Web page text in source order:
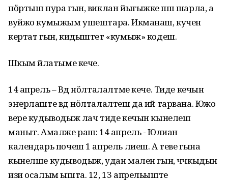
пӧртыш пура гын, виклан йыгыжке ӱпш шарла, а
вуйжо кумыжым ушештара. Икманаш, кучен
кертат гын, кидыштет «кумыж» кодеш.
Шӱкым йӱлатыме кече.
14 апрель – Вӱд нӧлталалтме кече. Тиде кечын
эҥерлаште вӱд нӧлталалтеш да ий тарвана. Южо
вере кудыводыж лач тиде кечын кынелеш
маныт. Амалже раш: 14 апрель - Юлиан
календарь почеш 1 апрель лиеш. А теве гына
кынелше кудыводыж, удан мален гын, чӱчкыдын
изи осалым ышта. 12, 13 апрельыште